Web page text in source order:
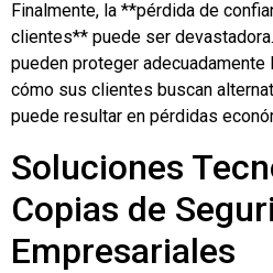
Finalmente, la **pérdida de
clientes** puede ser
pueden proteger
cómo sus clientes buscan
puede resultar en pérdidas
Soluciones
Copias de
Empresariales